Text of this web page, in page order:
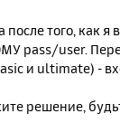
после того, как
pass/user.
и ultimate) -
решение,